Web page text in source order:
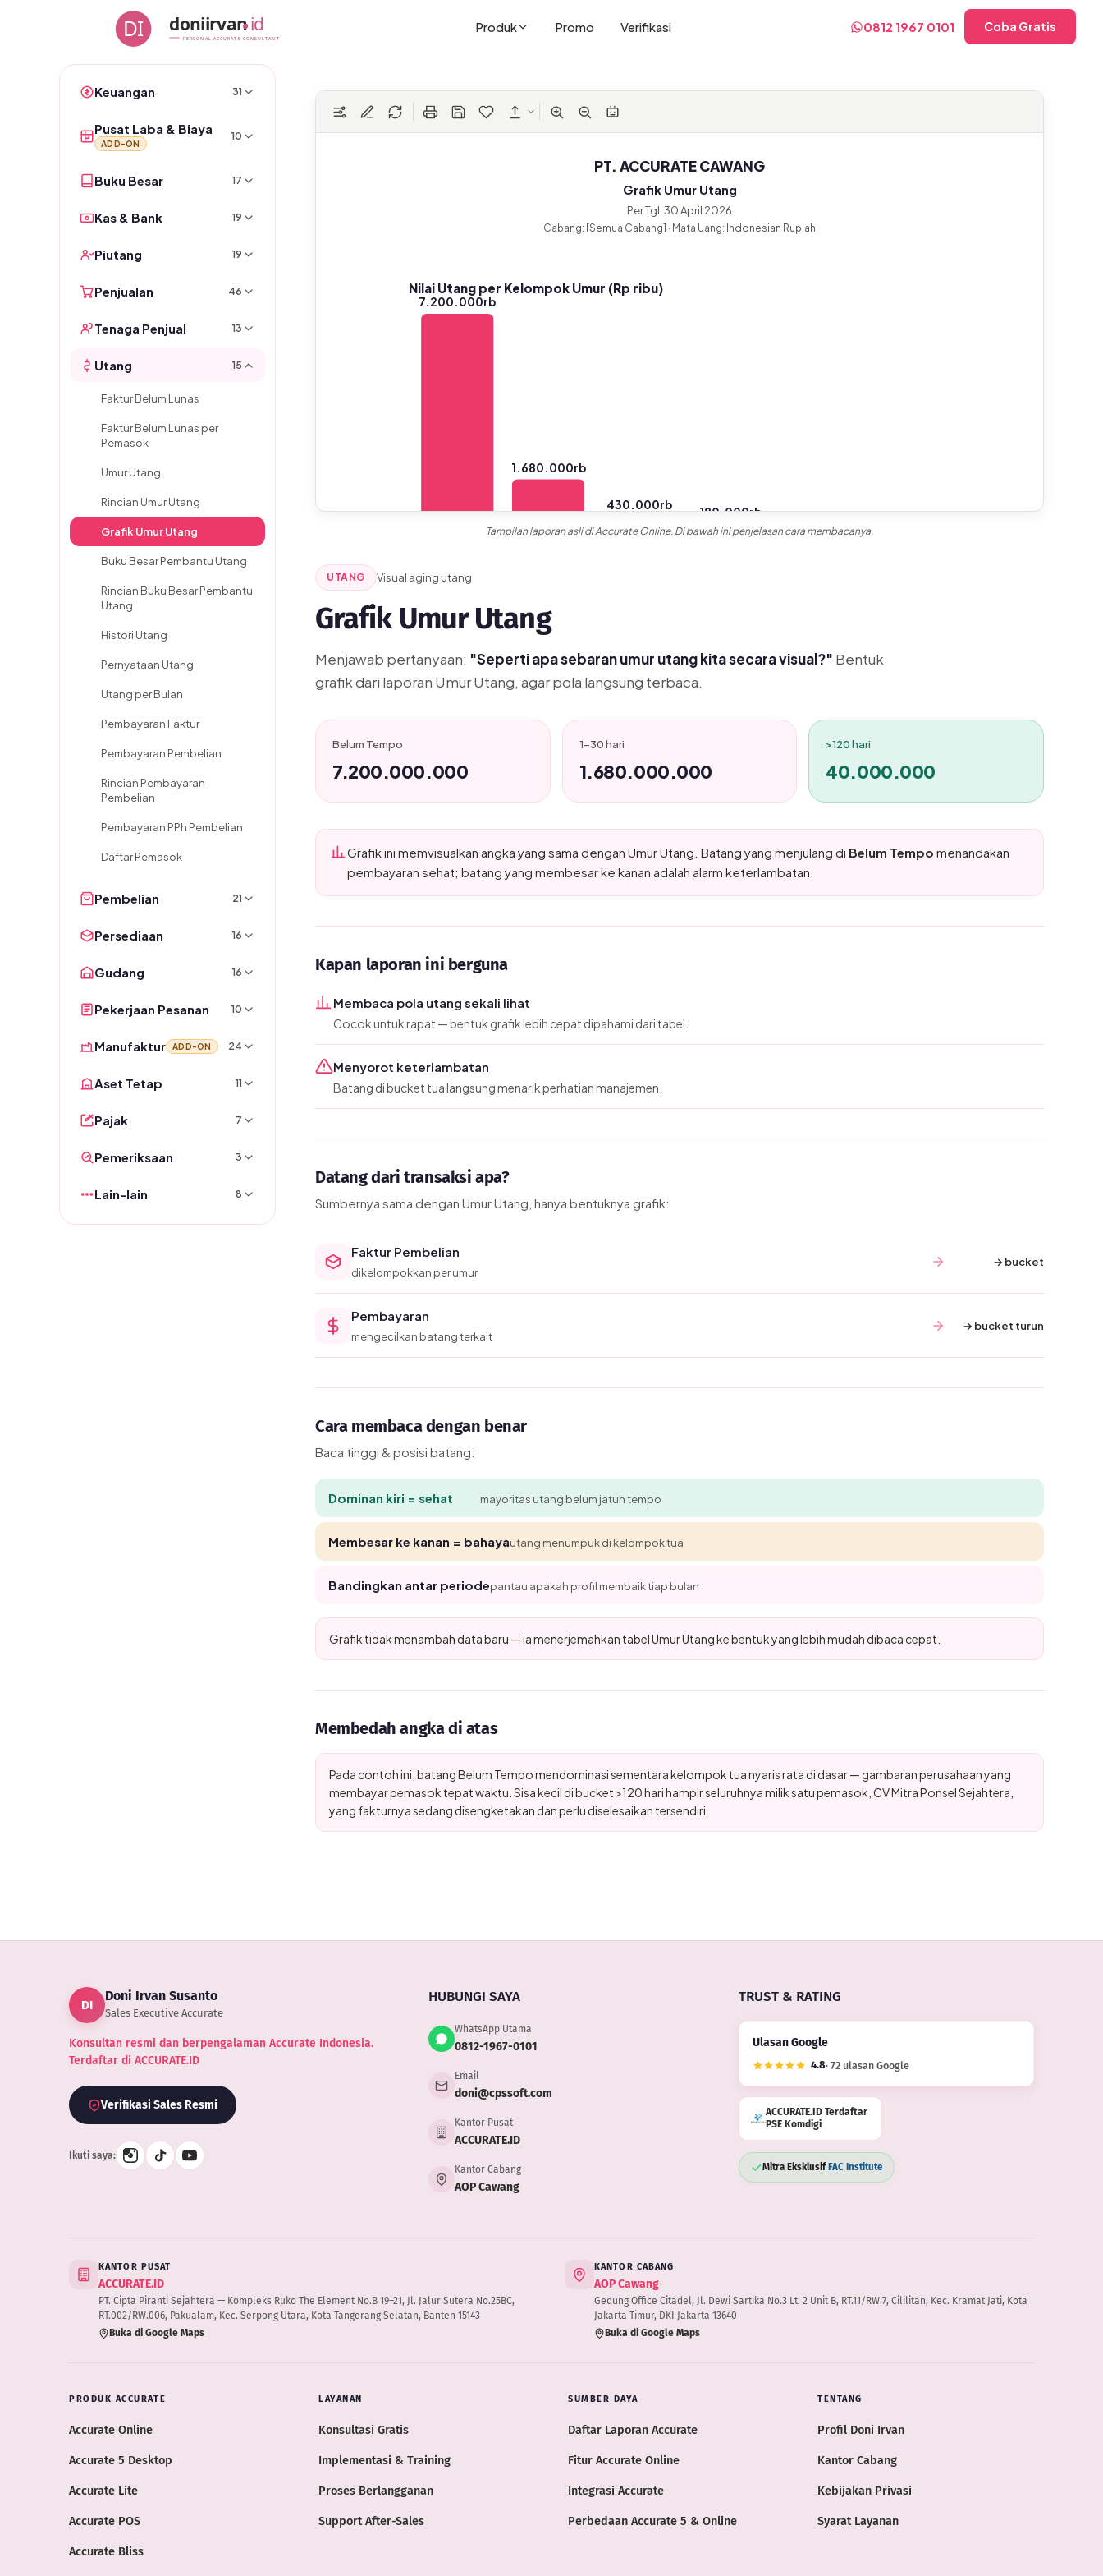
DI doniirvanid
PERSONAL ACCURATE CONSULTANT
Produk Promo Verifikasi 0812 1967 0101 Coba Gratis
Keuangan 31
Pusat Laba & Biaya
ADD-ON
10
Buku Besar 17
Kas & Bank 19
Piutang 19
Penjualan 46
Tenaga Penjual 13
Utang 15
Faktur Belum Lunas
Faktur Belum Lunas per
Pemasok
Umur Utang
Rincian Umur Utang
Grafik Umur Utang
Buku Besar Pembantu Utang
Rincian Buku Besar Pembantu
Utang
Histori Utang
Pernyataan Utang
Utang per Bulan
Pembayaran Faktur
Pembayaran Pembelian
Rincian Pembayaran
Pembelian
Pembayaran PPh Pembelian
Daftar Pemasok
Pembelian 21
Persediaan 16
Gudang 16
Pekerjaan Pesanan 10
Manufaktur ADD-ON 24
Aset Tetap 11
Pajak 7
Pemeriksaan 3
Lain-lain 8
PT. ACCURATE CAWANG
Grafik Umur Utang
Per Tgl. 30 April 2026
Cabang: [Semua Cabang] · Mata Uang: Indonesian Rupiah
7.200.000rb
1.680.000rb
430.000rb
180.000rb 70.000rb
40.000rb
Nilai Utang per Kelompok Umur (Rp ribu)
Ditampilkan transaksi utama sebagai contoh. Rincian lengkap seluruh transaksi tersedia di Accurate Online.
Tampilan laporan asli di Accurate Online. Di bawah ini penjelasan cara membacanya.
UTANG Visual aging utang
Grafik Umur Utang
Menjawab pertanyaan: "Seperti apa sebaran umur utang kita secara visual?" Bentuk
grafik dari laporan Umur Utang, agar pola langsung terbaca.
Belum Tempo
7.200.000.000
1–30 hari
1.680.000.000
>120 hari
40.000.000
Grafik ini memvisualkan angka yang sama dengan Umur Utang. Batang yang menjulang di Belum Tempo menandakan
pembayaran sehat; batang yang membesar ke kanan adalah alarm keterlambatan.
Kapan laporan ini berguna
Membaca pola utang sekali lihat
Cocok untuk rapat — bentuk grafik lebih cepat dipahami dari tabel.
Menyorot keterlambatan
Batang di bucket tua langsung menarik perhatian manajemen.
Datang dari transaksi apa?
Sumbernya sama dengan Umur Utang, hanya bentuknya grafik:
Faktur Pembelian
dikelompokkan per umur
→ bucket
Pembayaran
mengecilkan batang terkait
→ bucket turun
Cara membaca dengan benar
Baca tinggi & posisi batang:
Dominan kiri = sehat mayoritas utang belum jatuh tempo
Membesar ke kanan = bahayautang menumpuk di kelompok tua
Bandingkan antar periodepantau apakah profil membaik tiap bulan
Grafik tidak menambah data baru — ia menerjemahkan tabel Umur Utang ke bentuk yang lebih mudah dibaca cepat.
Membedah angka di atas
Pada contoh ini, batang Belum Tempo mendominasi sementara kelompok tua nyaris rata di dasar — gambaran perusahaan yang
membayar pemasok tepat waktu. Sisa kecil di bucket >120 hari hampir seluruhnya milik satu pemasok, CV Mitra Ponsel Sejahtera,
yang fakturnya sedang disengketakan dan perlu diselesaikan tersendiri.
DI
Doni Irvan Susanto
Sales Executive Accurate
Konsultan resmi dan berpengalaman Accurate Indonesia.
Terdaftar di ACCURATE.ID
Verifikasi Sales Resmi
Ikuti saya:
HUBUNGI SAYA
WhatsApp Utama
0812-1967-0101
Email
doni@cpssoft.com
Kantor Pusat
ACCURATE.ID
Kantor Cabang
AOP Cawang
TRUST & RATING
Ulasan Google
4.8· 72 ulasan Google
ACCURATE.ID Terdaftar
PSE Komdigi
Mitra Eksklusif FAC Institute
KANTOR PUSAT
ACCURATE.ID
PT. Cipta Piranti Sejahtera — Kompleks Ruko The Element No.B 19–21, Jl. Jalur Sutera No.25BC,
RT.002/RW.006, Pakualam, Kec. Serpong Utara, Kota Tangerang Selatan, Banten 15143
Buka di Google Maps
KANTOR CABANG
AOP Cawang
Gedung Office Citadel, Jl. Dewi Sartika No.3 Lt. 2 Unit B, RT.11/RW.7, Cililitan, Kec. Kramat Jati, Kota
Jakarta Timur, DKI Jakarta 13640
Buka di Google Maps
PRODUK ACCURATE
Accurate Online
Accurate 5 Desktop
Accurate Lite
Accurate POS
Accurate Bliss
LAYANAN
Konsultasi Gratis
Implementasi & Training
Proses Berlangganan
Support After-Sales
SUMBER DAYA
Daftar Laporan Accurate
Fitur Accurate Online
Integrasi Accurate
Perbedaan Accurate 5 & Online
TENTANG
Profil Doni Irvan
Kantor Cabang
Kebijakan Privasi
Syarat Layanan